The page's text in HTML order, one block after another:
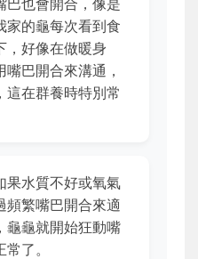
巴也會開合，像是
家的龜每次看到食
，好像在做暖身
巴開合來溝通，
這在群養時特別常
果水質不好或氧氣
頻繁嘴巴開合來適
龜龜就開始狂動嘴
了。